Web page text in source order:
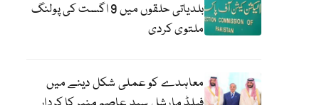
بلدیاتی حلقوں میں 9 اگست کی پولنگ
ملتوی کردی
معاہدے کو عملی شکل دینے میں